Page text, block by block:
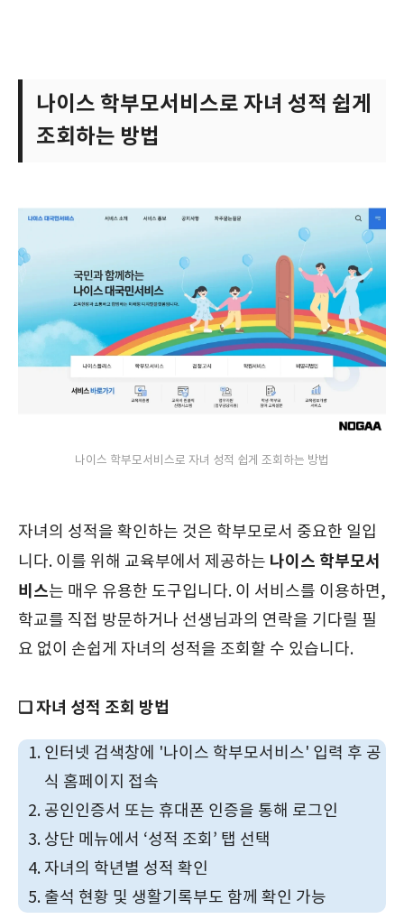
나이스 학부모서비스로 자녀 성적 쉽게
조회하는 방법
나이스 학부모서비스로 자녀 성적 쉽게 조회하는 방법
자녀의 성적을 확인하는 것은 학부모로서 중요한 일입
니다. 이를 위해 교육부에서 제공하는 나이스 학부모서
비스는 매우 유용한 도구입니다. 이 서비스를 이용하면,
학교를 직접 방문하거나 선생님과의 연락을 기다릴 필
요 없이 손쉽게 자녀의 성적을 조회할 수 있습니다.
❑ 자녀 성적 조회 방법
인터넷 검색창에 '나이스 학부모서비스' 입력 후 공
식 홈페이지 접속
공인인증서 또는 휴대폰 인증을 통해 로그인
상단 메뉴에서 ‘성적 조회’ 탭 선택
자녀의 학년별 성적 확인
출석 현황 및 생활기록부도 함께 확인 가능